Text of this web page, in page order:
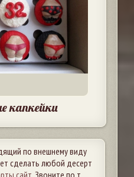
капкейки
по внешнему виду
сделать любой десерт
. Звоните по т.